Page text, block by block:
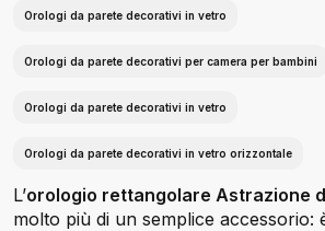
Orologi da parete decorativi in vetro
Orologi da parete decorativi per camera per bambini
Orologi da parete decorativi in vetro
Orologi da parete decorativi in vetro orizzontale
L’orologio rettangolare Astrazione
molto più di un semplice accessorio: